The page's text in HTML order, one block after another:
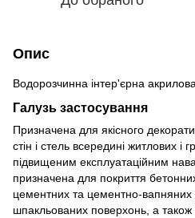
Опис
Водорозчинна інтер'єрна
Галузь застосування
Призначена для якісного
стін і стель всередині житлових і
підвищеним експлуатаційним
призначена для покриття
цементних та цементно-вапняних
шпакльованих поверхонь, а також